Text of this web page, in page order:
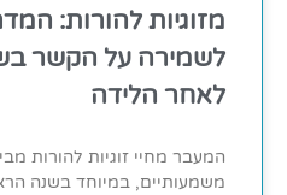
מזוגיות להורות:
לשמירה על הקשר
לאחר הלידה
המעבר מחיי זוגיות להורות
משמעותיים, במיוחד בשנה